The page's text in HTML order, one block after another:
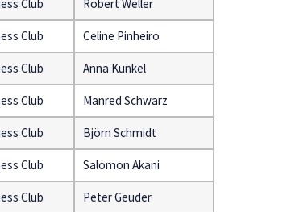
Club Robert Weller
Club Celine Pinheiro
Club Anna Kunkel
Club Manred Schwarz
Club Björn Schmidt
Club Salomon Akani
Club Peter Geuder